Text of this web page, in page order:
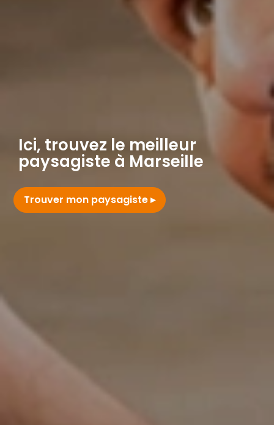
Ici, trouvez le meilleur
paysagiste à Marseille
Trouver mon paysagiste